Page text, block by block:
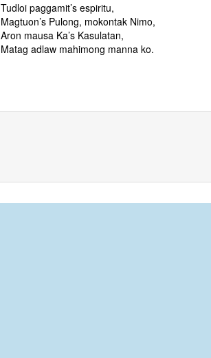
Tudloi paggamit’s espiritu,
Magtuon’s Pulong, mokontak Nimo,
Aron mausa Ka’s Kasulatan,
Matag adlaw mahimong manna ko.